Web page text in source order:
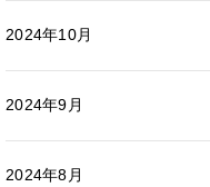
2024年10月
2024年9月
2024年8月